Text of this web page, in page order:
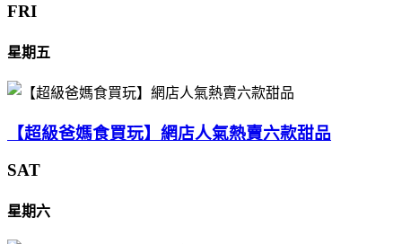
FRI
星期五
【超級爸媽食買玩】網店人氣熱賣六款甜品
SAT
星期六